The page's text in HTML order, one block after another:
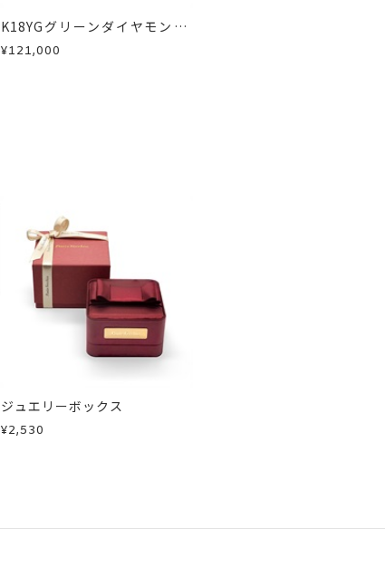
K18YGグリーンダイヤモンド/
カラーサファイア/ダイヤモン
¥121,000
ジュエリーボックス
¥2,530